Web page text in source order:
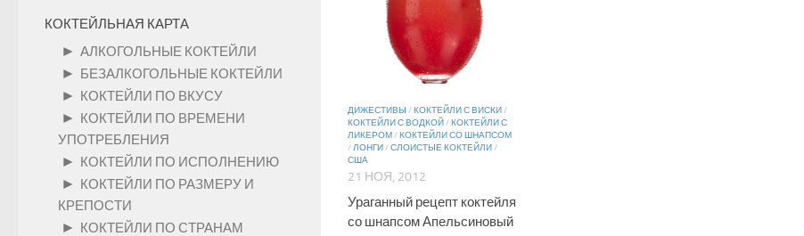
ДИЖЕСТИВЫ /КОКТЕЙЛИ С ВИСКИ/
КОКТЕЙЛИ С ВОДКОЙ/КОКТЕЙЛИ С
ЛИКЕРОМ/КОКТЕЙЛИ СО ШНАПСОМ
/ЛОНГИ/СЛОИСТЫЕ КОКТЕЙЛИ/
США
21 НОЯ, 2012
Ураганный рецепт коктейля
со шнапсом Апельсиновый
КОКТЕЙЛЬНАЯ КАРТА
► АЛКОГОЛЬНЫЕ КОКТЕЙЛИ
► БЕЗАЛКОГОЛЬНЫЕ КОКТЕЙЛИ
► КОКТЕЙЛИ ПО ВКУСУ
► КОКТЕЙЛИ ПО ВРЕМЕНИ
УПОТРЕБЛЕНИЯ
► КОКТЕЙЛИ ПО ИСПОЛНЕНИЮ
► КОКТЕЙЛИ ПО РАЗМЕРУ И
КРЕПОСТИ
► КОКТЕЙЛИ ПО СТРАНАМ